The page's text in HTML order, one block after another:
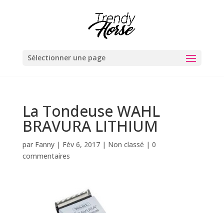
Sélectionner une page
La Tondeuse WAHL
BRAVURA LITHIUM
par Fanny| Fév 6, 2017| Non classé | 0
commentaires